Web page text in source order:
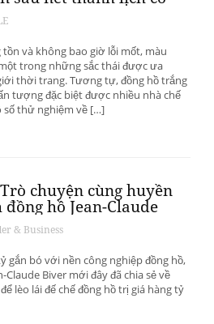
và không bao giờ lỗi mốt, màu
trong những sắc thái được ưa
thời trang. Tương tự, đồng hồ trắng
tượng đặc biệt được nhiều nhà chế
thử nghiệm về […]
chuyện cùng huyền
hồ Jean-Claude
& Business
gắn bó với nền công nghiệp đồng hồ,
Claude Biver mới đây đã chia sẻ về
lèo lái đế chế đồng hồ trị giá hàng tỷ